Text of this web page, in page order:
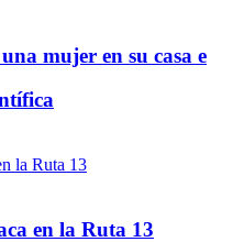
mujer en su casa e
en la Ruta 13